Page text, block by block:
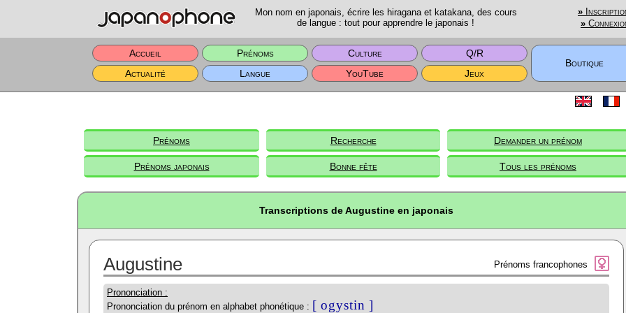
Mon nom en japonais, écrire les hiragana et katakana, des cours
de langue : tout pour apprendre le japonais !
»
»
Accueil Prénoms Culture
Q/R
Boutique
Actualité
Langue YouTube Jeux
Prénoms Recherche Demander un prénom
Prénoms japonais Bonne fête Tous les prénoms
Transcriptions de Augustine en japonais
Augustine Prénoms francophones
Prononciation :
Prononciation du prénom en alphabet phonétique : [ ogystin ]